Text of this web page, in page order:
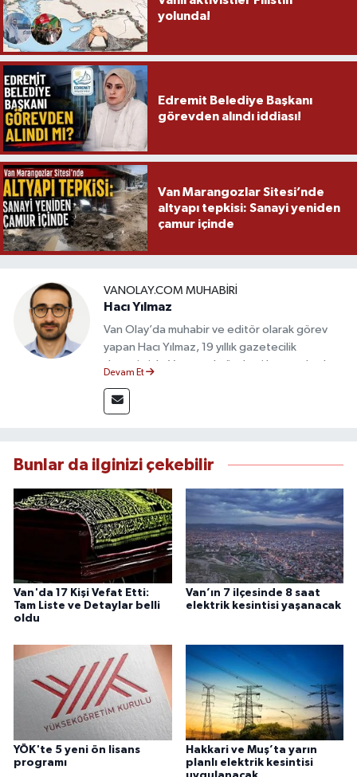
yolunda!
Edremit Belediye Başkanı
görevden alındı iddiası!
Van Marangozlar Sitesi’nde
altyapı tepkisi: Sanayi yeniden
çamur içinde
VANOLAY.COM MUHABIRI
Hacı Yılmaz
Van Olay’da muhabir ve editör olarak görev
yapan Hacı Yılmaz, 19 yıllık gazetecilik
deneyimiyle Van yerel gündemi başta olmak
takip etmektedir. Editoryal sürece katkı sunan
Yılmaz, tarafsızlık, doğruluk ve etik ilkeler
bilgilendirmektedir.
Devam Et
Bunlar da ilginizi çekebilir
Van'da 17 Kişi Vefat Etti:
Tam Liste ve Detaylar belli
oldu
Van’ın 7 ilçesinde 8 saat
elektrik kesintisi yaşanacak
YÖK'te 5 yeni ön lisans
programı
Hakkari ve Muş’ta yarın
planlı elektrik kesintisi